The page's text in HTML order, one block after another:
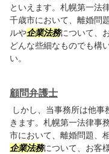
といえます。札幌第一法
千歳市において、離婚問
ルや企業法務について、
どんな些細なものでも構
い。
顧問弁護士
しかし、当事務所は他
きます。札幌第一法律事
市において、離婚問題、
企業法務について、お客